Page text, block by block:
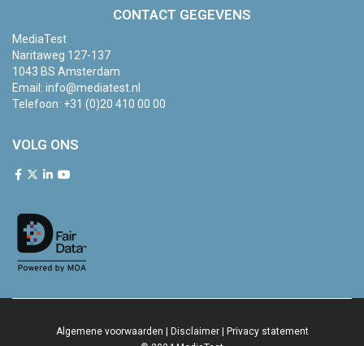
CONTACT GEGEVENS
MediaTest
Naritaweg 127-137
1043 BS Amsterdam
Email: info@mediatest.nl
Telefoon: +31 (0)20 410 00 00
VOLG ONS
Algemene voorwaarden Disclaimer|
Privacy statement